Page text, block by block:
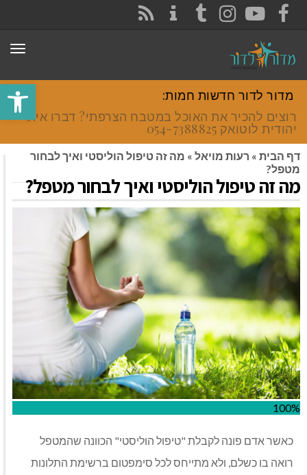
פתח
FACEBOOK
YOUTUBE
INSTAGRAM
TUMBLR
מדור לדור חדשות חמות:
רוצים להכיר את האוכל במטבח הצרפתי? דברו איתי
יהודית לוטואק 054-7388825.
דף הבית » רעות מויאל » מה זה טיפול הוליסטי ואיך לבחור
מטפל?
מה זה טיפול הוליסטי ואיך לבחור מטפל?
100%
כאשר אדם פונה לקבלת "טיפול הוליסטי" הכוונה שהמטפל
רואה בו כשלם, ולא מתייחס לכל סימפטום ברשימת התלונות